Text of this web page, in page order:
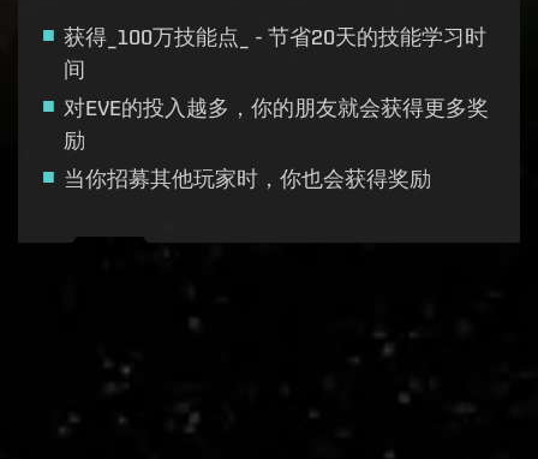
获得_100万技能点_ - 节省20天的技能学习时
间
对EVE的投入越多，你的朋友就会获得更多奖
励
当你招募其他玩家时，你也会获得奖励
live.evetech.net/api/v1